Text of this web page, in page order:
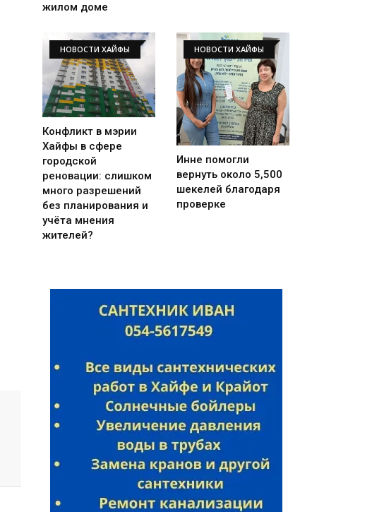
жилом доме
НОВОСТИ ХАЙФЫ
Конфликт в мэрии
Хайфы в сфере
городской
реновации: слишком
много разрешений
без планирования и
учёта мнения
жителей?
НОВОСТИ ХАЙФЫ
Инне помогли
вернуть около 5,500
шекелей благодаря
проверке